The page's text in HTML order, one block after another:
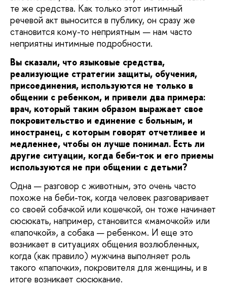
те же средства. Как только этот интимный
речевой акт выносится в публику, он сразу же
становится кому-то неприятным — нам часто
неприятны интимные подробности.
Вы сказали, что языковые средства,
реализующие стратегии защиты, обучения,
присоединения, используются не только в
общении с ребенком, и привели два примера:
врач, который таким образом выражает свое
покровительство и единение с больным, и
иностранец, с которым говорят отчетливее и
медленнее, чтобы он лучше понимал. Есть ли
другие ситуации, когда беби-ток и его приемы
используются не при общении с детьми?
Одна — разговор с животным, это очень часто
похоже на беби-ток, когда человек разговаривает
со своей собачкой или кошечкой, он тоже начинает
сюсюкать, например, становится «мамочкой» или
«папочкой», а собака — ребенком. И еще это
возникает в ситуациях общения возлюбленных,
когда (как правило) мужчина выполняет роль
такого «папочки», покровителя для женщины, и в
итоге возникает сюсюкание.